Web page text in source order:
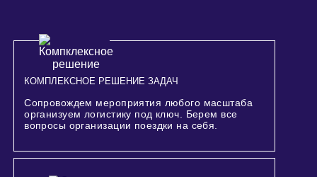
КОМПЛЕКСНОЕ РЕШЕНИЕ ЗАДАЧ
Сопровождем мероприятия любого масштаба
организуем логистику под ключ. Берем все
вопросы организации поездки на себя.